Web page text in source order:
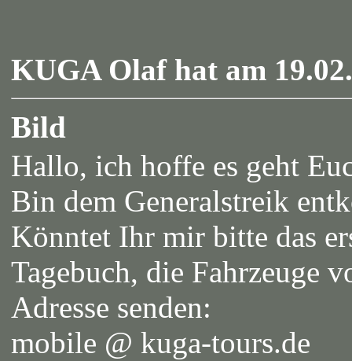
KUGA Olaf hat am
Bild
Hallo, ich hoffe es geht
Bin dem Generalstreik
Könntet Ihr mir bitte das
Tagebuch, die Fahrzeuge
Adresse senden:
mobile @ kuga-tours.de